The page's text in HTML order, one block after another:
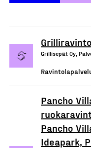
Grillisepät Oy,
Pancho
Pancho
Ideapark,